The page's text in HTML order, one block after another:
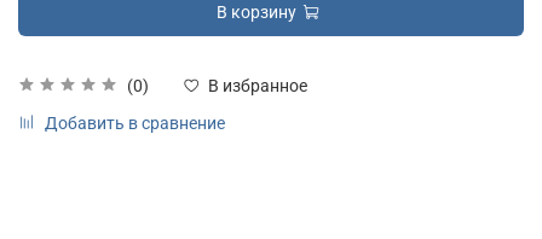
(0)
В избранное
Добавить в сравнение
В корзину